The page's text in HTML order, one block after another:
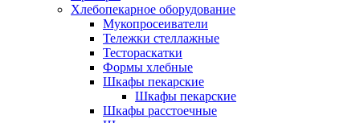
Хлебопекарное оборудование
Мукопросеиватели
Тележки стеллажные
Тестораскатки
Формы хлебные
Шкафы пекарские
Шкафы пекарские
Шкафы расстоечные